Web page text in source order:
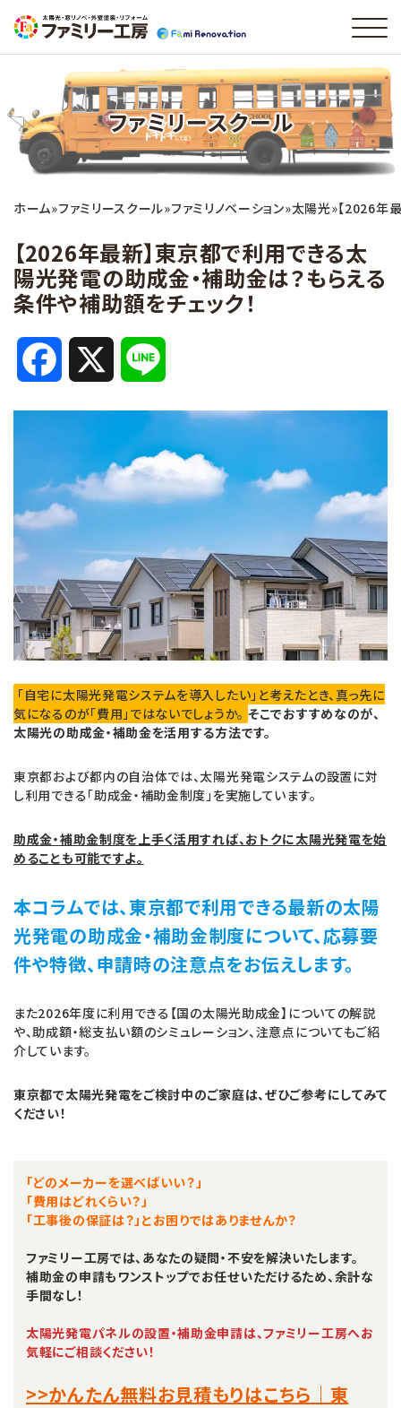
ファミリースクール
ホーム»ファミリースクール»ファミリノベーション»太陽光»【2026年
【2026年最新】東京都で利用できる太
陽光発電の助成金・補助金は？もらえる
条件や補助額をチェック！
e
o
o
n
e
「自宅に太陽光発電システムを導入したい」と考えたとき、真っ先に
気になるのが「費用」ではないでしょうか。 そこでおすすめなのが、
太陽光の助成金・補助金を活用する方法です。
東京都および都内の自治体では、太陽光発電システムの設置に対
し利用できる「助成金・補助金制度」を実施しています。
助成金・補助金制度を上手く活用すれば、おトクに太陽光発電を始
めることも可能ですよ。
本コラムでは、東京都で利用できる最新の太陽
光発電の助成金・補助金制度について、応募要
件や特徴、申請時の注意点をお伝えします。
また2026年度に利用できる【国の太陽光助成金】についての解説
や、助成額・総支払い額のシミュレーション、注意点についてもご紹
介しています。
東京都で太陽光発電をご検討中のご家庭は、ぜひご参考にしてみて
ください！
「どのメーカーを選べばいい？」
「費用はどれくらい？」
「工事後の保証は？」とお困りではありませんか？
ファミリー工房では、あなたの疑問・不安を解決いたします。
補助金の申請もワンストップでお任せいただけるため、余計な
手間なし！
太陽光発電パネルの設置・補助金申請は、ファミリー工房へお
気軽にご相談ください！
>>かんたん無料お見積もりはこちら｜東